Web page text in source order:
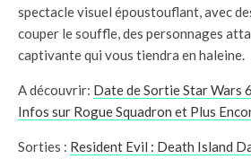
spectacle visuel époustouflant, avec
couper le souffle, des personnages
captivante qui vous tiendra en haleine.
A découvrir: Date de Sortie Star Wars
Infos sur Rogue Squadron et Plus
Sorties : Resident Evil : Death Island